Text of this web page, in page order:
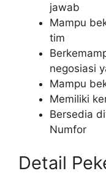
jawab
Mampu
tim
negosiasi
Mampu
Memiliki
Bersedia
Numfor
Detail